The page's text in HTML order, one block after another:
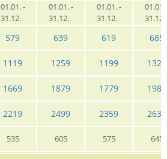
01.01. -
31.12.
01.01. -
31.12.
01.01. -
31.12.
01.01.
579 639 619 685
1119 1259 1199 1329
1669 1879 1779 1989
2219 2499 2359 2639
535 605 575 645